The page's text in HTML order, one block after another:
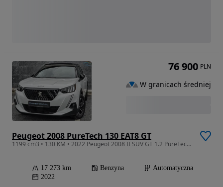
Peugeot 2008 PureTech 130 EAT8 GT
1199 cm3 • 130 KM • 2022 Peugeot 2008 II SUV GT 1.2 PureTech 130KM FULL
17 273 km Benzyna
Automatyczna
2022
76 900 PLN
W granicach średniej